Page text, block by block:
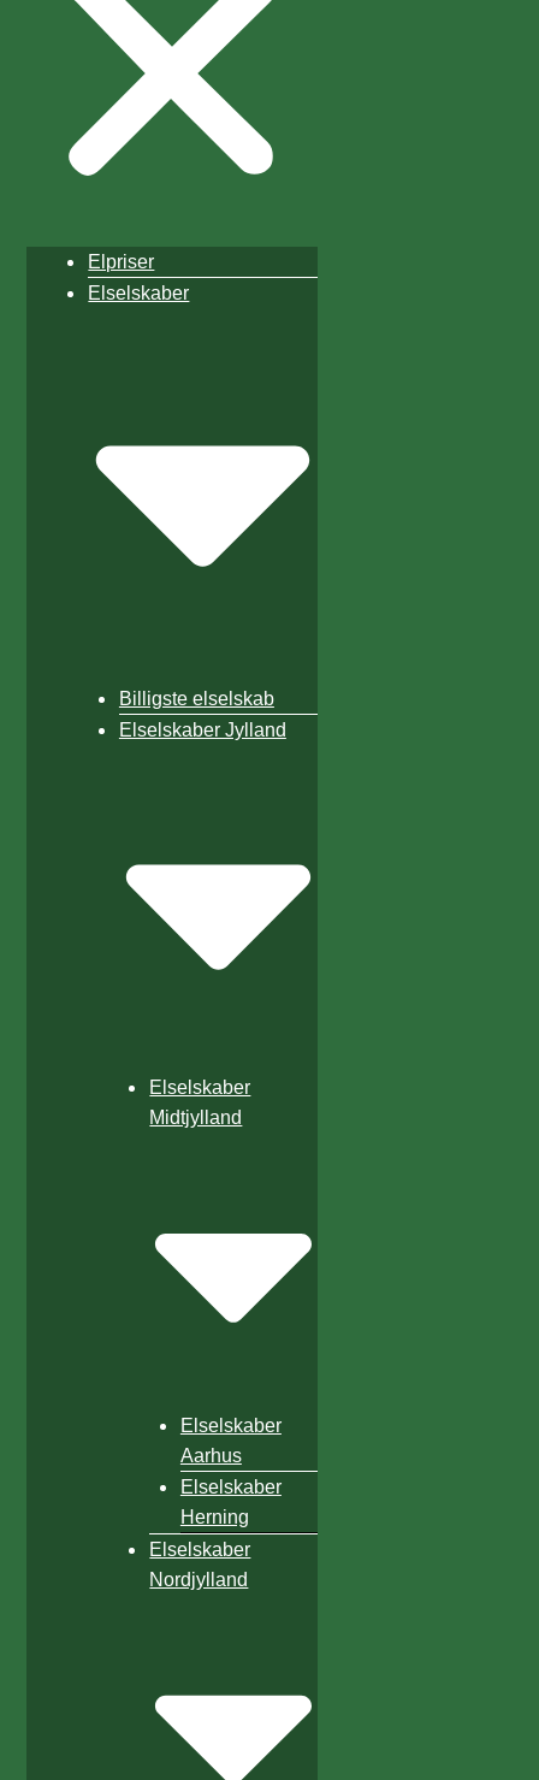
Elpriser
Elselskaber
Billigste elselskab
Elselskaber Jylland
Elselskaber
Midtjylland
Elselskaber
Aarhus
Elselskaber
Herning
Elselskaber
Nordjylland